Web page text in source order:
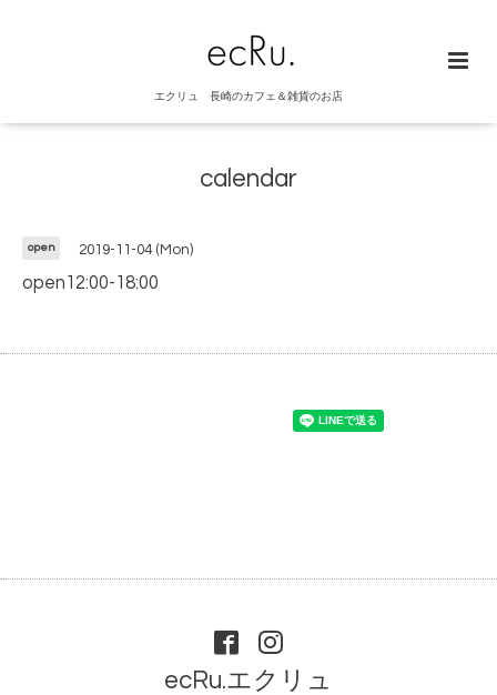
エクリュ 長崎のカフェ＆雑貨のお店
calendar
open 2019-11-04 (Mon)
open12:00-18:00
ecRu.エクリュ